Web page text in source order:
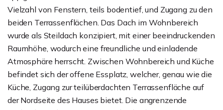
Vielzahl von Fenstern, teils bodentief, und Zugang zu den
beiden Terrassenflächen. Das Dach im Wohnbereich
wurde als Steildach konzipiert, mit einer beeindruckenden
Raumhöhe, wodurch eine freundliche und einladende
Atmosphäre herrscht. Zwischen Wohnbereich und Küche
befindet sich der offene Essplatz, welcher, genau wie die
Küche, Zugang zur teilüberdachten Terrassenfläche auf
der Nordseite des Hauses bietet. Die angrenzende